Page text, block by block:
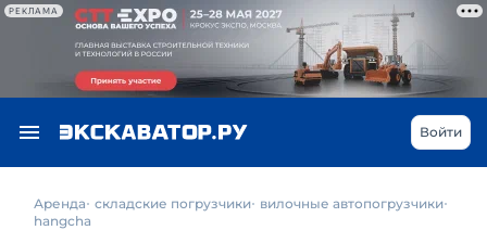
РЕКЛАМА
Войти
Аренда складские погрузчики вилочные автопогрузчики
hangcha